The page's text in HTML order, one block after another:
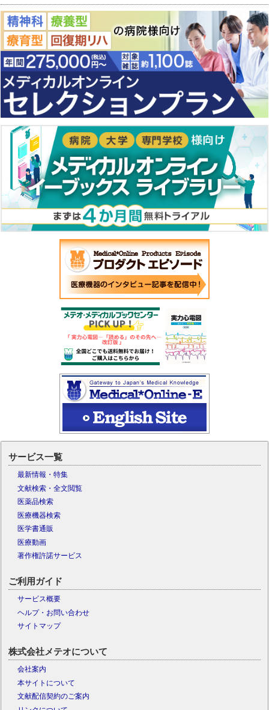
サービス一覧
最新情報・特集
文献検索・全文閲覧
医薬品検索
医療機器検索
医学書通販
医療動画
著作権許諾サービス
ご利用ガイド
サービス概要
ヘルプ・お問い合わせ
サイトマップ
株式会社メテオについて
会社案内
本サイトについて
文献配信契約のご案内